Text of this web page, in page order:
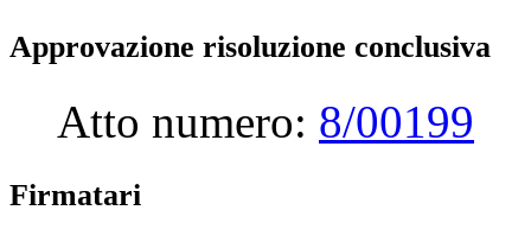
Approvazione risoluzione conclusiva
Atto numero: 8/00199
Firmatari